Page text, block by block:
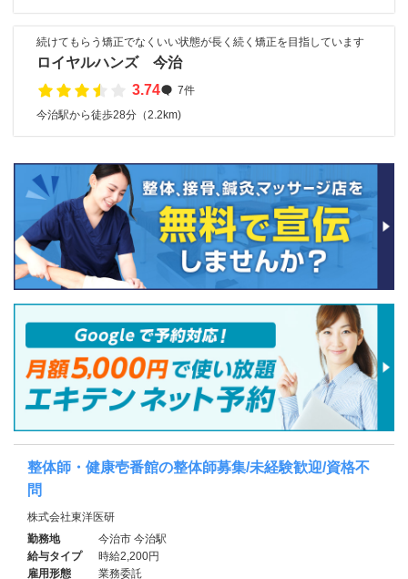
続けてもらう矯正でなくいい状態が長く続く矯正を目指しています
ロイヤルハンズ 今治
3.74
7件
今治駅から徒歩28分（2.2km)
整体師・健康壱番館の整体師募集/未経験歓迎/資格不
問
株式会社東洋医研
勤務地
今治市 今治駅
給与タイプ
時給2,200円
雇用形態
業務委託